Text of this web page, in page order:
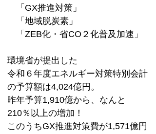
「GX推進対策」
「地域脱炭素」
「ZEB化・省CO２化普及加速」
環境省が提出した
令和６年度エネルギー対策特別会計
の予算額は4,024億円。
昨年予算1,910億から、なんと
210％以上の増加！
このうちGX推進対策費が1,571億円